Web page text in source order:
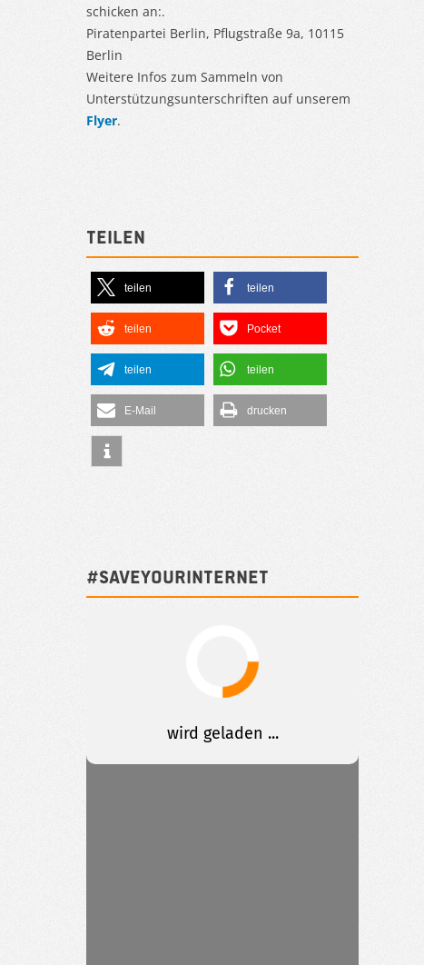
schicken an:.
Piratenpartei Berlin, Pflugstraße 9a, 10115
Berlin
Weitere Infos zum Sammeln von
Unterstützungsunterschriften auf unserem
Flyer.
Teilen
teilen teilen
teilen Pocket
teilen teilen
E-Mail drucken
#SAVEYOURINTERNET